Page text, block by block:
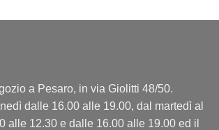
a Pesaro, in via Giolitti 48/50.
dalle 16.00 alle 19.00, dal martedì al
alle 12.30 e dalle 16.00 alle 19.00 ed il